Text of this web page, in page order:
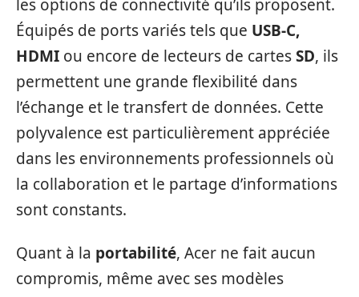
les options de connectivité qu’ils proposent.
Équipés de ports variés tels que USB-C,
HDMI ou encore de lecteurs de cartesSD, ils
permettent une grande flexibilité dans
l’échange et le transfert de données. Cette
polyvalence est particulièrement appréciée
dans les environnements professionnels où
la collaboration et le partage d’informations
sont constants.
Quant à la portabilité, Acer ne fait aucun
compromis, même avec ses modèles